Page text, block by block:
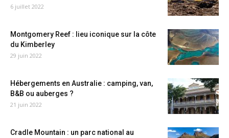
6 juillet 2022
Montgomery Reef : lieu iconique sur la côte
du Kimberley
29 juin 2022
Hébergements en Australie : camping, van,
B&B ou auberges ?
21 juin 2022
Cradle Mountain : un parc national au